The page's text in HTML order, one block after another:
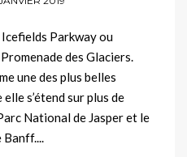
Parkway ou
des Glaciers.
une des plus belles
s’étend sur plus de
National de Jasper et le